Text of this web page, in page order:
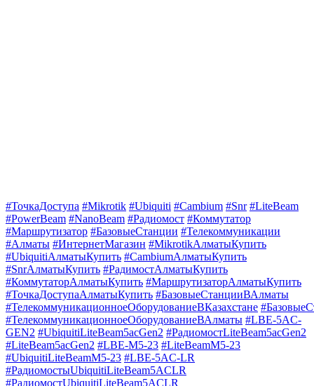
#ТочкаДоступа #Mikrotik #Ubiquiti #Cambium #Snr #LiteBeam
#PowerBeam #NanoBeam #Радиомост #Коммутатор
#Маршрутизатор #БазовыеСтанции #Телекоммуникации
#Алматы #ИнтернетМагазин #MikrotikАлматыКупить
#UbiquitiАлматыКупить #CambiumАлматыКупить
#SnrАлматыКупить #РадимостАлматыКупить
#КоммутаторАлматыКупить #МаршрутизаторАлматыКупить
#ТочкаДоступаАлматыКупить #БазовыеСтанцииВАлматы
#ТелекоммуникационноеОборудованиеВКазахстане
#ТелекоммуникационноеОборудованиеВАлматы #LBE-5AC-
GEN2 #UbiquitiLiteBeam5acGen2 #РадиомостLiteBeam5acGen2
#LiteBeam5acGen2 #LBE-M5-23 #LiteBeamM5-23
#UbiquitiLiteBeamM5-23 #LBE-5AC-LR
#РадиомостыUbiquitiLiteBeam5ACLR
#РадиомостUbiquitiLiteBeam5ACLR